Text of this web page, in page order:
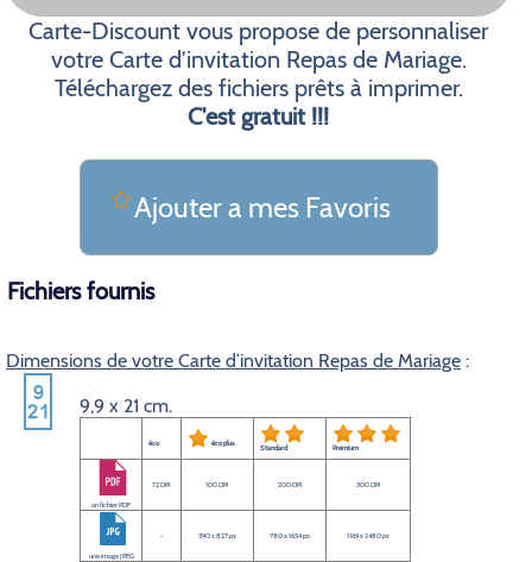
Carte-Discount vous propose de personnaliser
votre Carte d’invitation Repas de Mariage.
Téléchargez des fichiers prêts à imprimer.
C'est gratuit !!!
Ajouter a mes Favoris
Fichiers fournis
Dimensions de votre Carte d’invitation Repas de Mariage :
9,9 x 21 cm.
éco éco plus Standard Premium
un fichier PDF
72 DPI 100 DPI 200 DPI 300 DPI
une image JPEG
- 390 x 827 px 780 x 1654 px 1169 x 2480 px